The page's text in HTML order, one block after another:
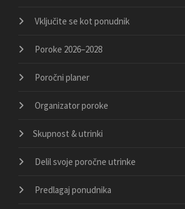
Vključite se kot ponudnik
Poroke 2026–2028
Poročni planer
Organizator poroke
Skupnost & utrinki
Delil svoje poročne utrinke
Predlagaj ponudnika